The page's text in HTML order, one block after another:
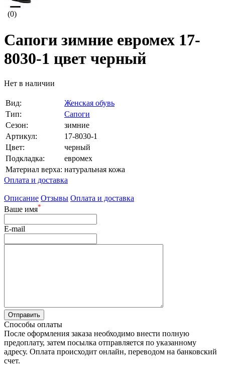
(0)
Сапоги зимние евромех 17-
8030-1 цвет черный
Нет в наличии
Вид:
Женская обувь
Тип:
Сапоги
Сезон:
зимние
Артикул:
17-8030-1
Цвет:
черный
Подкладка:
евромех
Материал верха: натуральная кожа
Оплата и доставка
Описание Отзывы Оплата и доставка
Ваше имя*
E-mail
Способы оплаты
После оформления заказа необходимо внести полную
предоплату, затем посылка отправляется по указанному
адресу. Оплата происходит онлайн, переводом на банковский
счет.